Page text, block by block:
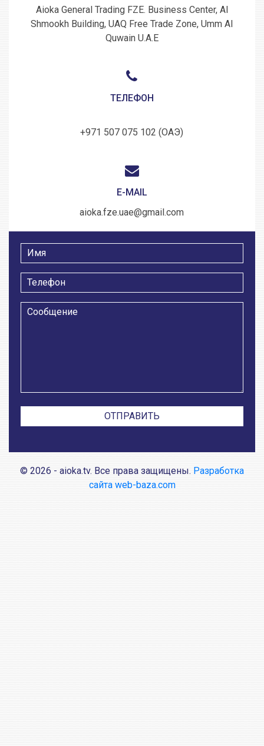
Aioka General Trading FZE. Business Center, Al
Shmookh Building, UAQ Free Trade Zone, Umm Al
Quwain U.A.E
ТЕЛЕФОН
+971 507 075 102 (ОАЭ)
E-MAIL
aioka.fze.uae@gmail.com
© 2026 - aioka.tv. Все права защищены. Разработка
сайта web-baza.com